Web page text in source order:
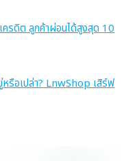
ครดิต ลูกค้าผ่อนได้สูงสุด 10
รือเปล่า? LnwShop เสิร์ฟ